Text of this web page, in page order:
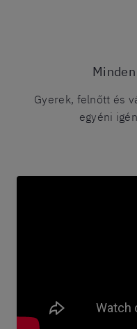
Gyerek, felnőtt és
egyéni